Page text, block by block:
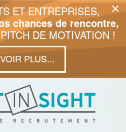
×
ET ENTREPRISES,
chances de rencontre,
DE MOTIVATION !
PLUS...